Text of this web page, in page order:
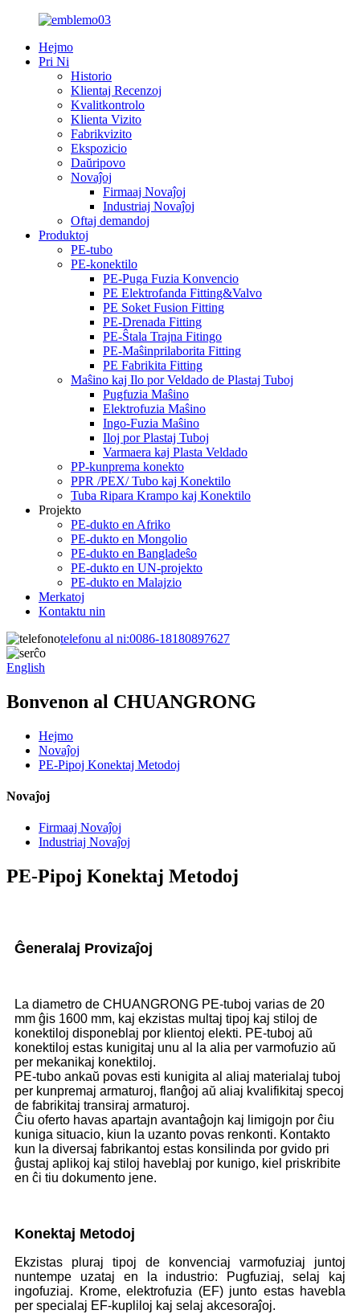
Hejmo
Pri Ni
Historio
Klientaj Recenzoj
Kvalitkontrolo
Klienta Vizito
Fabrikvizito
Ekspozicio
Daŭripovo
Novaĵoj
Firmaaj Novaĵoj
Industriaj Novaĵoj
Oftaj demandoj
Produktoj
PE-tubo
PE-konektilo
PE-Puga Fuzia Konvencio
PE Elektrofanda Fitting&Valvo
PE Soket Fusion Fitting
PE-Drenada Fitting
PE-Ŝtala Trajna Fitingo
PE-Maŝinprilaborita Fitting
PE Fabrikita Fitting
Maŝino kaj Ilo por Veldado de Plastaj Tuboj
Pugfuzia Maŝino
Elektrofuzia Maŝino
Ingo-Fuzia Maŝino
Iloj por Plastaj Tuboj
Varmaera kaj Plasta Veldado
PP-kunprema konekto
PPR /PEX/ Tubo kaj Konektilo
Tuba Ripara Krampo kaj Konektilo
Projekto
PE-dukto en Afriko
PE-dukto en Mongolio
PE-dukto en Bangladeŝo
PE-dukto en UN-projekto
PE-dukto en Malajzio
Merkatoj
Kontaktu nin
telefonu al ni:0086-18180897627
English
Bonvenon al CHUANGRONG
Hejmo
Novaĵoj
PE-Pipoj Konektaj Metodoj
Novaĵoj
Firmaaj Novaĵoj
Industriaj Novaĵoj
PE-Pipoj Konektaj Metodoj
Ĝeneralaj Provizaĵoj
La diametro de CHUANGRONG PE-tuboj varias de 20
mm ĝis 1600 mm, kaj ekzistas multaj tipoj kaj stiloj de
konektiloj disponeblaj por klientoj elekti. PE-tuboj aŭ
konektiloj estas kunigitaj unu al la alia per varmofuzio aŭ
per mekanikaj konektiloj.
PE-tubo ankaŭ povas esti kunigita al aliaj materialaj tuboj
per kunpremaj armaturoj, flanĝoj aŭ aliaj kvalifikitaj specoj
de fabrikitaj transiraj armaturoj.
Ĉiu oferto havas apartajn avantaĝojn kaj limigojn por ĉiu
kuniga situacio, kiun la uzanto povas renkonti. Kontakto
kun la diversaj fabrikantoj estas konsilinda por gvido pri
ĝustaj aplikoj kaj stiloj haveblaj por kunigo, kiel priskribite
en ĉi tiu dokumento jene.
Konektaj Metodoj
Ekzistas pluraj tipoj de konvenciaj varmofuziaj juntoj
nuntempe uzataj en la industrio: Pugfuziaj, selaj kaj
ingofuziaj. Krome, elektrofuzia (EF) junto estas havebla
per specialaj EF-kupliloj kaj selaj akcesoraĵoj.